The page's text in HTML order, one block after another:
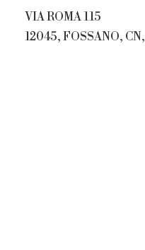
VIA ROMA 115
12045, FOSSANO, CN,